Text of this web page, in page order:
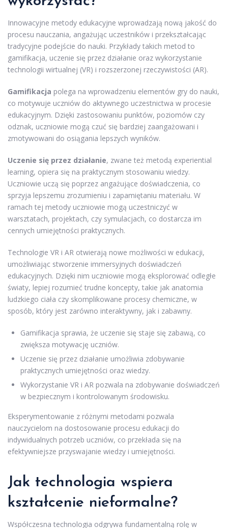
Innowacyjne metody edukacyjne wprowadzają nową jakość do
procesu nauczania, angażując uczestników i przekształcając
tradycyjne podejście do nauki. Przykłady takich metod to
gamifikacja, uczenie się przez działanie oraz wykorzystanie
technologii wirtualnej (VR) i rozszerzonej rzeczywistości (AR).
Gamifikacja polega na wprowadzeniu elementów gry do nauki,
co motywuje uczniów do aktywnego uczestnictwa w procesie
edukacyjnym. Dzięki zastosowaniu punktów, poziomów czy
odznak, uczniowie mogą czuć się bardziej zaangażowani i
zmotywowani do osiągania lepszych wyników.
Uczenie się przez działanie, zwane też metodą experiential
learning, opiera się na praktycznym stosowaniu wiedzy.
Uczniowie uczą się poprzez angażujące doświadczenia, co
sprzyja lepszemu zrozumieniu i zapamiętaniu materiału. W
ramach tej metody uczniowie mogą uczestniczyć w
warsztatach, projektach, czy symulacjach, co dostarcza im
cennych umiejętności praktycznych.
Technologie VR i AR otwierają nowe możliwości w edukacji,
umożliwiając stworzenie immersyjnych doświadczeń
edukacyjnych. Dzięki nim uczniowie mogą eksplorować odległe
światy, lepiej rozumieć trudne koncepty, takie jak anatomia
ludzkiego ciała czy skomplikowane procesy chemiczne, w
sposób, który jest zarówno interaktywny, jak i zabawny.
Gamifikacja sprawia, że uczenie się staje się zabawą, co
zwiększa motywację uczniów.
Uczenie się przez działanie umożliwia zdobywanie
praktycznych umiejętności oraz wiedzy.
Wykorzystanie VR i AR pozwala na zdobywanie doświadczeń
w bezpiecznym i kontrolowanym środowisku.
Eksperymentowanie z różnymi metodami pozwala
nauczycielom na dostosowanie procesu edukacji do
indywidualnych potrzeb uczniów, co przekłada się na
efektywniejsze przyswajanie wiedzy i umiejętności.
Jak technologia wspiera
kształcenie nieformalne?
Współczesna technologia odgrywa fundamentalną rolę w